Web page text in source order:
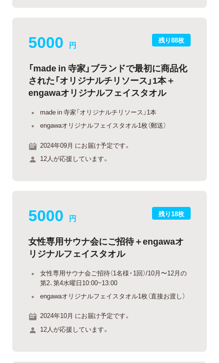
残り88枚
5000 円
「made in 寺家」ブランドで最初に商品化
された「オリジナルチリソース」1本＋
engawaオリジナルフェイスタオル
made in 寺家「オリジナルチリソース」1本
engawaオリジナルフェイスタオル1枚（郵送）
2024年09月 にお届け予定です。
12人が応援しています。
残り18枚
5000 円
女性専用サウナ会にご招待＋engawaオ
リジナルフェイスタオル
女性専用サウナ会ご招待（1名様・1回）/10月〜12月の
第2、第4水曜日10:00~13:00
engawaオリジナルフェイスタオル1枚（直接お渡し）
2024年10月 にお届け予定です。
12人が応援しています。